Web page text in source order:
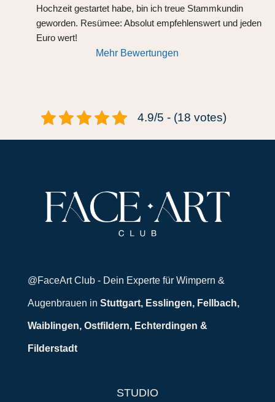
Hochzeit gestartet habe, bin ich treue Stammkundin
geworden. Resümee: Absolut empfehlenswert und jeden
Euro wert!
Mehr Bewertungen
4.9/5 - (18 votes)
@FaceArt Club - Dein Experte für Wimpern &
Augenbrauen in Stuttgart, Esslingen, Fellbach,
Waiblingen, Ostfildern, Echterdingen &
Filderstadt
STUDIO